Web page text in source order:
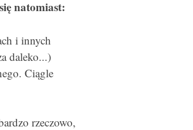
natomiast:
i innych
daleko...)
Ciągle
rzeczowo,